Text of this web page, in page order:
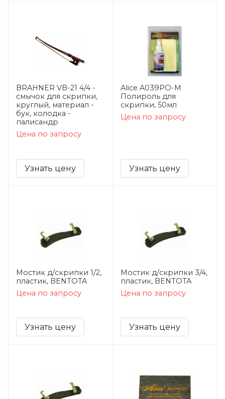
BRAHNER VB-21 4/4 -
смычок для скрипки,
круглый, материал -
бук, колодка -
палисандр
Цена по запросу
Узнать цену
Alice A039PO-M
Полироль для
скрипки, 50мл
Цена по запросу
Узнать цену
Мостик д/скрипки 1/2,
пластик, BENTOTA
Цена по запросу
Узнать цену
Мостик д/скрипки 3/4,
пластик, BENTOTA
Цена по запросу
Узнать цену